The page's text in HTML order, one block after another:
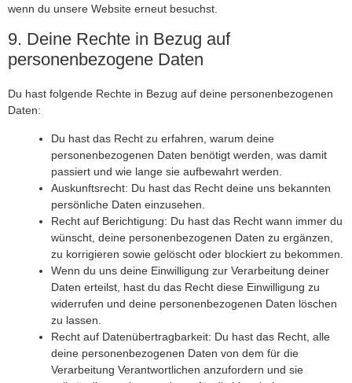
wenn du unsere Website erneut besuchst.
9. Deine Rechte in Bezug auf
personenbezogene Daten
Du hast folgende Rechte in Bezug auf deine personenbezogenen
Daten:
Du hast das Recht zu erfahren, warum deine
personenbezogenen Daten benötigt werden, was damit
passiert und wie lange sie aufbewahrt werden.
Auskunftsrecht: Du hast das Recht deine uns bekannten
persönliche Daten einzusehen.
Recht auf Berichtigung: Du hast das Recht wann immer du
wünscht, deine personenbezogenen Daten zu ergänzen,
zu korrigieren sowie gelöscht oder blockiert zu bekommen.
Wenn du uns deine Einwilligung zur Verarbeitung deiner
Daten erteilst, hast du das Recht diese Einwilligung zu
widerrufen und deine personenbezogenen Daten löschen
zu lassen.
Recht auf Datenübertragbarkeit: Du hast das Recht, alle
deine personenbezogenen Daten von dem für die
Verarbeitung Verantwortlichen anzufordern und sie